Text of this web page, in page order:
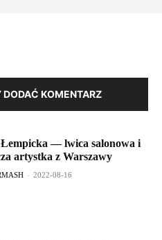
KOMENTARZ
— lwica salonowa i
artystka z Warszawy
- 2022-08-16